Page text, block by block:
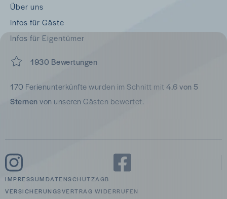
Über uns
Infos für Gäste
Infos für Eigentümer
1930 Bewertungen
170 Ferienunterkünfte wurden im Schnitt mit4.6 von 5
Sternenvon unseren Gästen bewertet.
IMPRESSUMDATENSCHUTZAGB
VERSICHERUNGSVERTRAG WIDERRUFEN